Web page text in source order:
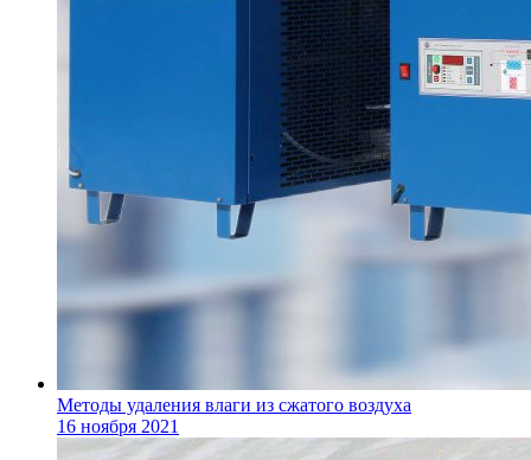
Методы удаления влаги из сжатого воздуха
16 ноября 2021